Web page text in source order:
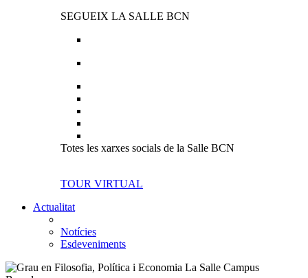
SEGUEIX LA SALLE BCN
Totes les xarxes socials de la Salle BCN
TOUR VIRTUAL
Actualitat
Notícies
Esdeveniments